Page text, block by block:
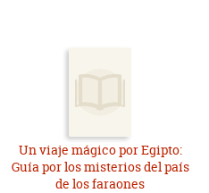
Un viaje mágico por Egipto:
Guía por los misterios del país
de los faraones